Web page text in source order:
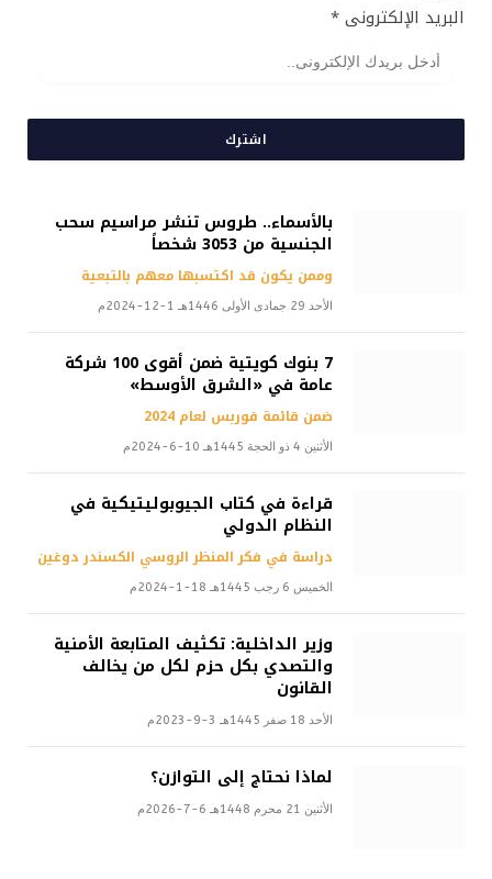
البريد الإلكترونى*
اشترك
بالأسماء.. طروس تنشر مراسيم سحب
الجنسية من 3053 شخصاً
وممن يكون قد اكتسبها معهم بالتبعية
الأحد 29 جمادى الأولى 1446هـ 1-12-2024م
7 بنوك كويتية ضمن أقوى 100 شركة
عامة في «الشرق الأوسط»
ضمن قائمة فوربس لعام 2024
الأثنين 4 ذو الحجة 1445هـ 10-6-2024م
قراءة في كتاب الجيوبوليتيكية في
النظام الدولي
دراسة في فكر المنظر الروسي الكسندر دوغين
الخميس 6 رجب 1445هـ 18-1-2024م
وزير الداخلية: تكثيف المتابعة الأمنية
والتصدي بكل حزم لكل من يخالف
القانون
الأحد 18 صفر 1445هـ 3-9-2023م
لماذا نحتاج إلى التوازن؟
الأثنين 21 محرم 1448هـ 6-7-2026م